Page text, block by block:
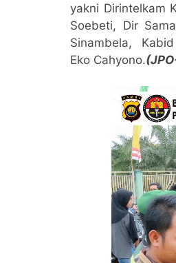
yakni Dirintelkam
Soebeti, Dir
Sinambela, Kabid
Eko Cahyono.